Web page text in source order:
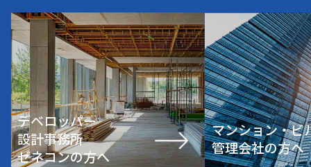
デベロッパー
設計事務所
ゼネコンの方へ
マンション・ビ
管理会社の方へ